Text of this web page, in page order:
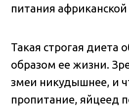
питания
Такая строгая диета
образом ее жизни.
змеи никудышнее, и
пропитание, яйцеед